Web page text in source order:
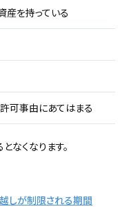
を持っている
可事由にあてはまる
なくなります。
しが制限される期間